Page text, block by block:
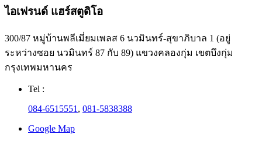
ไอเฟรนด์ แฮร์สตูดิโอ
300/87 หมู่บ้านพลีเมี่ยมเพลส 6 นวมินทร์-สุขาภิบาล 1 (อยู่
ระหว่างซอย นวมินทร์ 87 กับ 89) แขวงคลองกุ่ม เขตบึงกุ่ม
กรุงเทพมหานคร
Tel :
084-6515551 , 081-5838388
Google Map